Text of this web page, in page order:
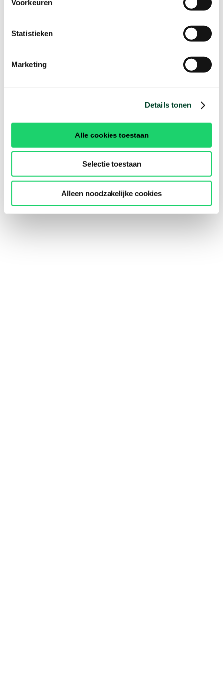
Voorkeuren
Statistieken
Marketing
Details tonen
Alle cookies toestaan
Selectie toestaan
Alleen noodzakelijke cookies